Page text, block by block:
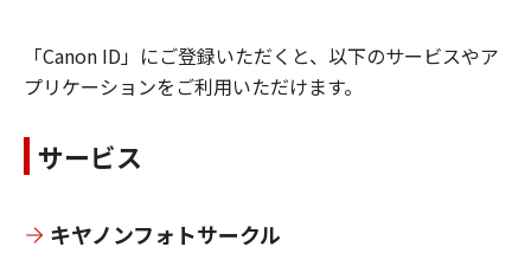
「Canon ID」にご登録いただくと、以下のサービスやア
プリケーションをご利用いただけます。
サービス
キヤノンフォトサークル